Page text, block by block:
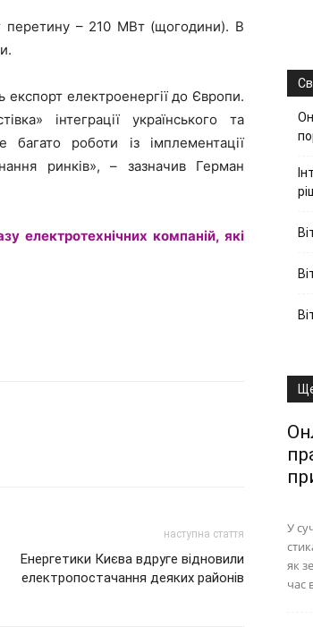
перетину – 210 МВт (щогодини). В
експорт електроенергії до Європи.
інтеграції українського та
роботи із імплементації
ринків», – зазначив Герман
електротехнічних компаній, які
наступна стаття
Енергетики Києва вдруге відновили
електропостачання деяких районів
У
як
час